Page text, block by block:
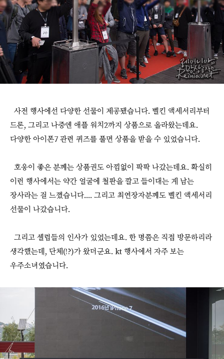
사전 행사에선 다양한 선물이 제공됐습니다. 벨킨 액세서리부터
드론, 그리고 나중엔 애플 워치2까지 상품으로 올라왔는데요.
다양한 아이폰7 관련 퀴즈를 풀면 상품을 받을 수 있었습니다.
호응이 좋은 분께는 상품권도 아낌없이 팍팍 나갔는데요. 확실히
이런 행사에서는 약간 얼굴에 철판을 깔고 들이대는 게 남는
장사라는 걸 느꼈습니다.... 그리고 최연장자분께도 벨킨 액세서리
선물이 나갔습니다.
그리고 셀럽들의 인사가 있었는데요. 한 명쯤은 직접 방문하리라
생각했는데, 단체(!?)가 왔더군요. kt 행사에서 자주 보는
우주소녀였습니다.